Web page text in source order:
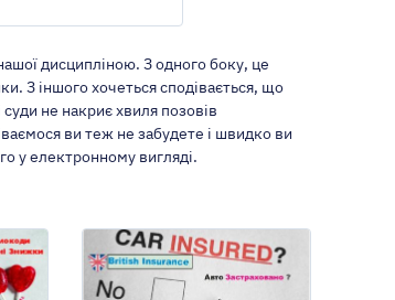
дисципліною. З одного боку, це
З іншого хочеться сподівається, що
не накриє хвиля позовів
ви теж не забудете і швидко ви
у електронному вигляді.